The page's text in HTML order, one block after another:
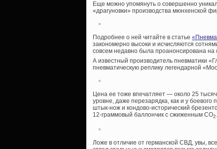
Еще можно упомянуть о совершенно
«драгуновки» производства мюнхенской
Подробнее о ней читайте в статье
закономерно высоки и исчисляются
совсем недавно была проанонсирована
А известный производитель пневматики
пневматическую реплику легендарной
Цена ее тоже впечатляет — около 25
уровне, даже перезарядка, как и у
штык-нож и кондово-исторический
12-граммовый баллончик с сжиженным СО2.
Ложе в отличие от германской СВД, увы,